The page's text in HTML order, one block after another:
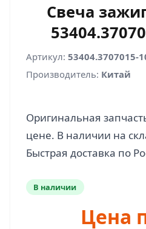
Свеча
Артикул: 53404.3707015-
Производитель: Китай
Оригинальная
цене. В наличии на
В наличии
Цена